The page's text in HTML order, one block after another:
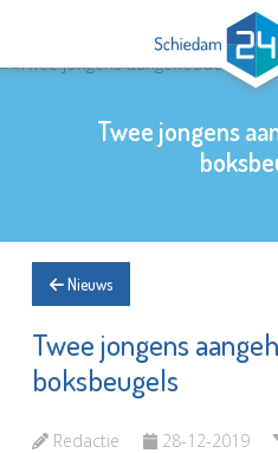
Twee jongens
Nieuws
Twee jongens
boksbeugels
Redactie 28-12-2019